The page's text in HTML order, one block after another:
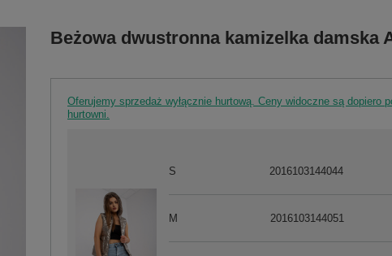
Beżowa dwustronna kamizelka damska
Oferujemy sprzedaż wyłącznie hurtową. Ceny widoczne są dopiero
hurtowni.
S 2016103144044
M 2016103144051